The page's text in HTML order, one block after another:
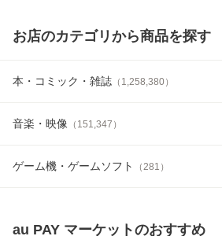
お店のカテゴリから商品を探す
本・コミック・雑誌 （ 1,258,380）
音楽・映像 （ 151,347 ）
ゲーム機・ゲームソフト （281 ）
au PAY マーケットのおすすめ